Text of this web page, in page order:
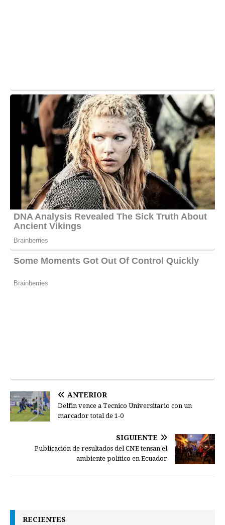
ANTERIOR
Delfin vence a Tecnico Universitario con un
marcador total de 1-0
SIGUIENTE
Publicación de resultados del CNE tensan el
ambiente político en Ecuador
RECIENTES